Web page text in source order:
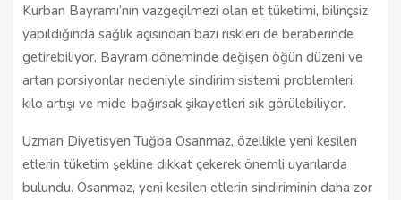
Kurban Bayramı’nın vazgeçilmezi olan et tüketimi, bilinçsiz
yapıldığında sağlık açısından bazı riskleri de beraberinde
getirebiliyor. Bayram döneminde değişen öğün düzeni ve
artan porsiyonlar nedeniyle sindirim sistemi problemleri,
kilo artışı ve mide-bağırsak şikayetleri sık görülebiliyor.
Uzman Diyetisyen Tuğba Osanmaz, özellikle yeni kesilen
etlerin tüketim şekline dikkat çekerek önemli uyarılarda
bulundu. Osanmaz, yeni kesilen etlerin sindiriminin daha zor